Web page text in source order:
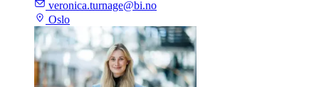
veronica.turnage@bi.no
Oslo